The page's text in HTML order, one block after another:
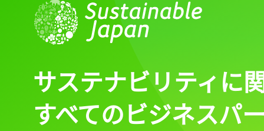
サステナビリティに
すべてのビジネスパ